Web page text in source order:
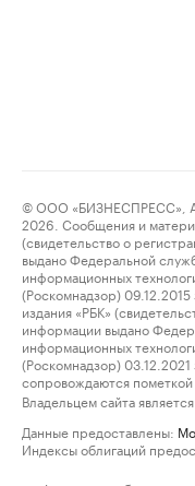
© ООО «БИЗНЕСПРЕСС»,
2026. Сообщения и
(свидетельство о
выдано Федеральной
информационных
(Роскомнадзор)
издания «РБК»
информации выдано
информационных
(Роскомнадзор)
сопровождаются пометкой
Владельцем сайта
Данные предоставлены:
Индексы облигаций